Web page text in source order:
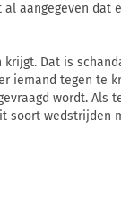
aangegeven dat
Dat is
iemand tegen te
wordt. Als
soort wedstrijden